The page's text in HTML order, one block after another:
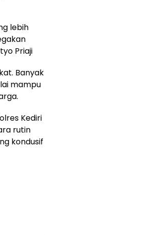
lebih
Priaji
Banyak
mampu
Kediri
rutin
kondusif